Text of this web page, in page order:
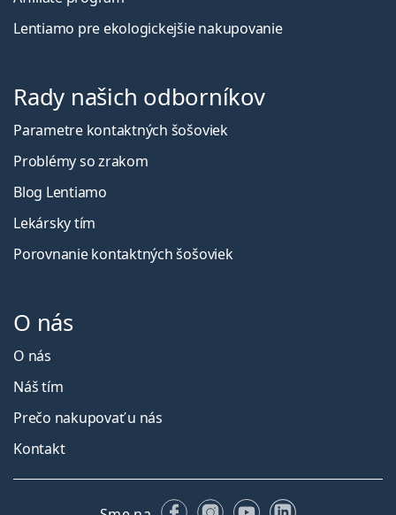
Lentiamo pre ekologickejšie nakupovanie
Rady našich odborníkov
Parametre kontaktných šošoviek
Problémy so zrakom
Blog Lentiamo
Lekársky tím
Porovnanie kontaktných šošoviek
O nás
O nás
Náš tím
Prečo nakupovať u nás
Kontakt
FacebookuInstagrame
YouTubeLinkedIn